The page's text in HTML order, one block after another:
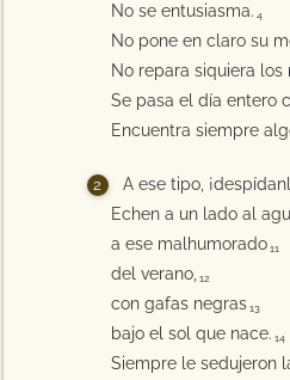
No se entusiasma. 4
No pone en claro su
No repara siquiera los
Se pasa el día entero
Encuentra siempre
A ese tipo,
Echen a un lado al
a ese malhumorado 11
del verano, 12
con gafas negras 13
bajo el sol que nace. 14
Siempre le sedujeron